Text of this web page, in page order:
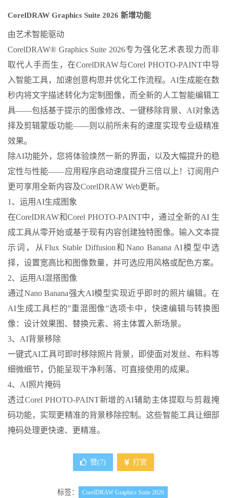
CorelDRAW Graphics Suite 2026 新增功能
由艺术智能驱动
CorelDRAW® Graphics Suite 2026专为强化艺术表现力而非
取代人手而生，在CorelDRAW与Corel PHOTO-PAINT中导
入智能工具，加速创意构思并优化工作流程。AI生成能在数
秒内将文字描述转化为定制图像，而全新的人工智能编辑工
具——包括基于提示的图像修改、一键移除背景、AI对象选
择及剪辑蒙版功能——则以前所未有的速度实现专业级精准
效果。
除AI功能外，您将体验焕然一新的界面，以及大幅提升的稳
定性与性能——应用程序启动速度提升三倍以上！订阅用户
更可享用全新内容及CorelDRAW Web更新。
1、运用AI生成图象
在CoreIDRAW和Corel PHOTO-PAINT中，通过全新的AI 生
成工具从零开始或基于现有内容创建独特图像。输入文本提
示词，从Flux Stable Diffusion和Nano Banana AI模型中选
择，设置宽高比和图像数量，并可选应用风格或配色方案。
2、运用AI混搭图像
通过Nano Banana强大AI模型实现近乎即时的照片编辑。在
AI生成工具栏的”重混图像”选项卡中，快速编辑与转换图
像：设计效果图、替换元素、将主体置入新场景。
3、AI背景移除
一键式AI工具可即时移除照片背景，即使面对发丝、布料等
细微细节，仍能呈现干净利落、可直接使用的成果。
4、AI照片掩码
透过Corel PHOTO-PAINT新增的AI辅助主体提取与剪裁掩
码功能，实现更精准的背景移除控制。这些智能工具让细部
掩码处理更快速、更精准。
赞(7) 打赏
标签： CorelDRAW Graphics Suite 2026